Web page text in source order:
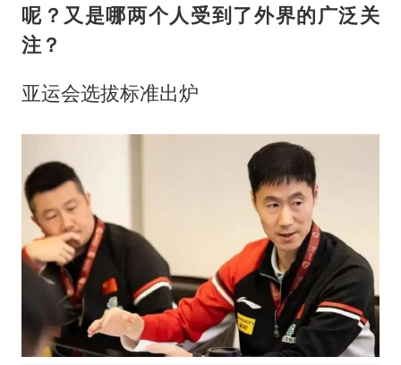
呢？又是哪两个人受到了外界的广泛关
注？
亚运会选拔标准出炉